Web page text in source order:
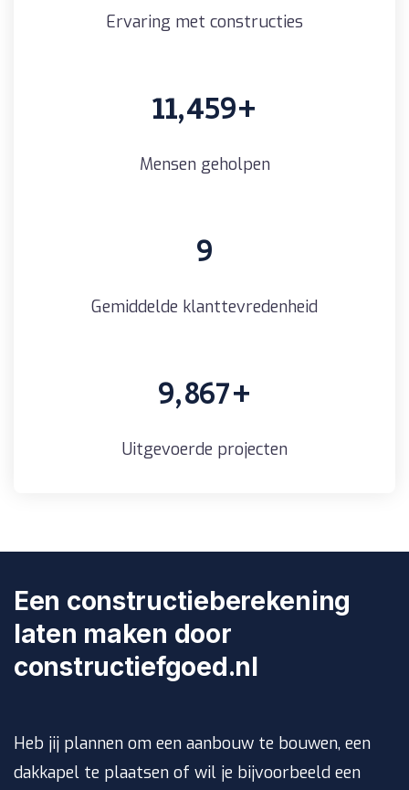
Ervaring met constructies
11,459+
Mensen geholpen
9
Gemiddelde klanttevredenheid
9,867+
Uitgevoerde projecten
Een constructieberekening
laten maken door
constructiefgoed.nl
Heb jij plannen om een aanbouw te bouwen, een
dakkapel te plaatsen of wil je bijvoorbeeld een